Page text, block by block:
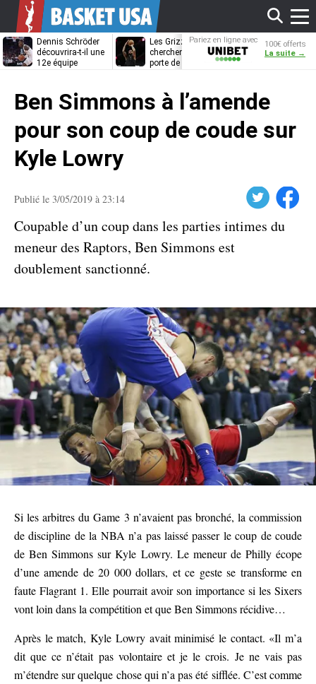
Dennis Schröder
découvrira-t-il une
12e équipe
Les Grizzlies
cherchent déjà une
porte de sortie
Dwane Casey
bientôt coach
Pariez en ligne avec
Unibet
100€ offerts
La suite →
Ben Simmons à l’amende
pour son coup de coude sur
Kyle Lowry
Publié le 3/05/2019 à 23:14 Facebook
Coupable d’un coup dans les parties intimes du
meneur des Raptors, Ben Simmons est
doublement sanctionné.
Si les arbitres du Game 3 n’avaient pas bronché, la commission
de discipline de la NBA n’a pas laissé passer le coup de coude
de Ben Simmons sur Kyle Lowry. Le meneur de Philly écope
d’une amende de 20 000 dollars, et ce geste se transforme en
faute Flagrant 1. Elle pourrait avoir son importance si les Sixers
vont loin dans la compétition et que Ben Simmons récidive…
Après le match, Kyle Lowry avait minimisé le contact. «Il m’a
dit que ce n’était pas volontaire et je le crois. Je ne vais pas
m’étendre sur quelque chose qui n’a pas été sifflée. C’est comme